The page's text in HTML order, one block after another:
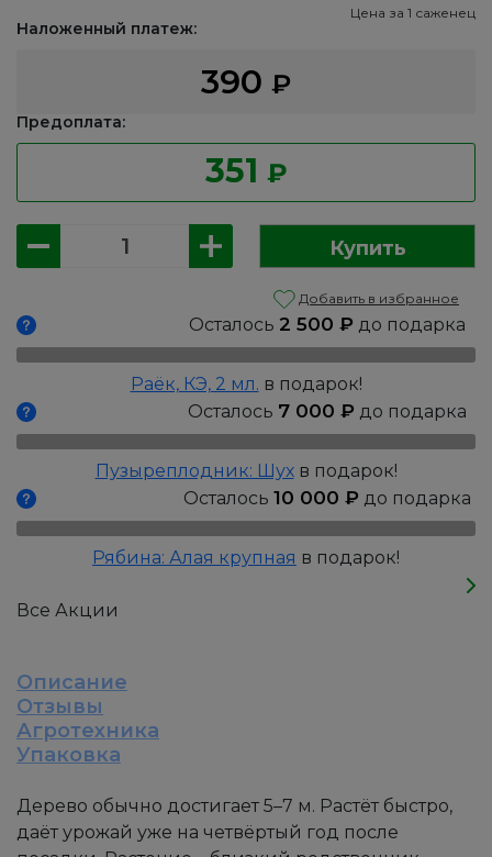
Цена за 1 саженец
Наложенный платеж:
390 ₽
Предоплата:
351 ₽
Количество
товара
Краснолистная
Купить
Добавить в избранное
Осталось 2 500 ₽ до подарка
Раёк, КЭ, 2 мл. в подарок!
Осталось 7 000 ₽ до подарка
Пузыреплодник: Шухв подарок!
Осталось 10 000 ₽ до подарка
Рябина: Алая крупная в подарок!
Все Акции
Описание
Отзывы
Агротехника
Упаковка
Дерево обычно достигает 5–7 м. Растёт быстро,
даёт урожай уже на четвёртый год после